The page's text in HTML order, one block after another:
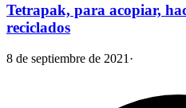
Tetrapak, para acopiar,
reciclados
8 de septiembre de 2021 ·